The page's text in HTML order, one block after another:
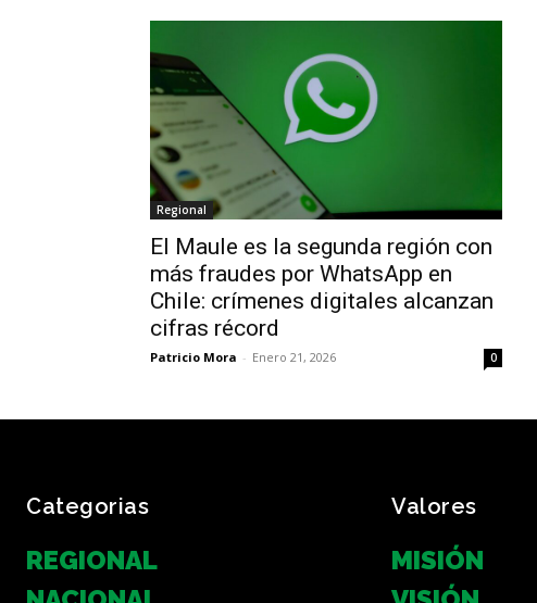
Regional
El Maule es la segunda región con
más fraudes por WhatsApp en
Chile: crímenes digitales alcanzan
cifras récord
Patricio Mora - Enero 21, 2026 0
Categorias
REGIONAL
Valores
MISIÓN